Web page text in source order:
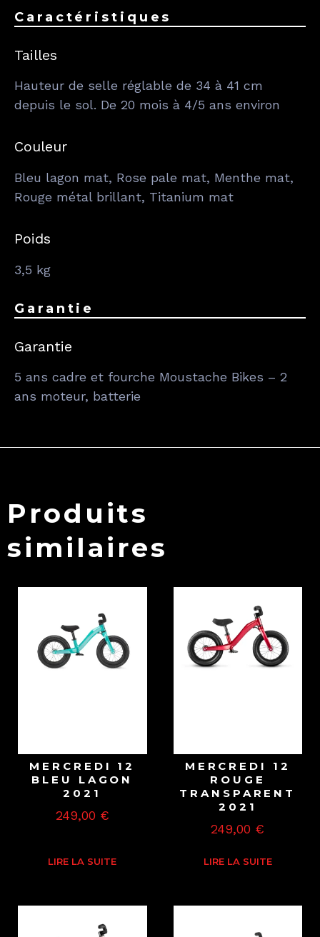
Caractéristiques
Tailles
Hauteur de selle réglable de 34 à 41 cm
depuis le sol. De 20 mois à 4/5 ans environ
Couleur
Bleu lagon mat, Rose pale mat, Menthe mat,
Rouge métal brillant, Titanium mat
Poids
3,5 kg
Garantie
Garantie
5 ans cadre et fourche Moustache Bikes – 2
ans moteur, batterie
Produits
similaires
MERCREDI 12
BLEU LAGON
2021
249,00 €
LIRE LA SUITE
MERCREDI 12
ROUGE
TRANSPARENT
2021
249,00 €
LIRE LA SUITE